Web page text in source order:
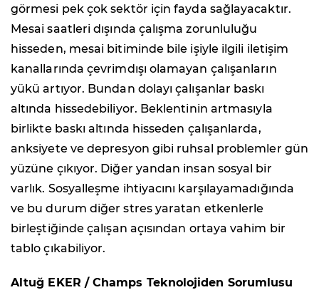
görmesi pek çok sektör için fayda sağlayacaktır.
Mesai saatleri dışında çalışma zorunluluğu
hisseden, mesai bitiminde bile işiyle ilgili iletişim
kanallarında çevrimdışı olamayan çalışanların
yükü artıyor. Bundan dolayı çalışanlar baskı
altında hissedebiliyor. Beklentinin artmasıyla
birlikte baskı altında hisseden çalışanlarda,
anksiyete ve depresyon gibi ruhsal problemler gün
yüzüne çıkıyor. Diğer yandan insan sosyal bir
varlık. Sosyalleşme ihtiyacını karşılayamadığında
ve bu durum diğer stres yaratan etkenlerle
birleştiğinde çalışan açısından ortaya vahim bir
tablo çıkabiliyor.
Altuğ EKER / Champs Teknolojiden Sorumlusu